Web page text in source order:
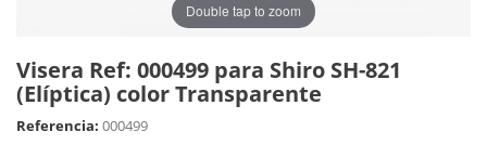
Double tap to zoom
Visera Ref: 000499 para Shiro SH-821
(Elíptica) color Transparente
Referencia: 000499